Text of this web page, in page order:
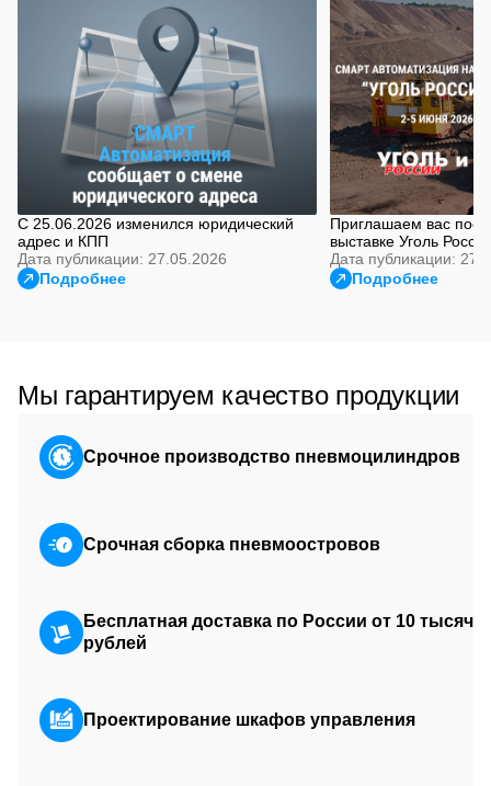
C 25.06.2026 изменился юридический
адрес и КПП
Дата публикации: 27.05.2026
Подробнее
Приглашаем вас
выставке Уголь
Дата публикации:
Подробнее
Мы гарантируем качество продукции
Срочное производство пневмоцилиндров
Срочная сборка пневмоостровов
Бесплатная доставка по России от 10 тысяч
рублей
Проектирование шкафов управления